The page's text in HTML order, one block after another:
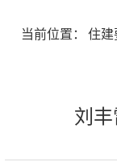
当前位置： 住建
刘